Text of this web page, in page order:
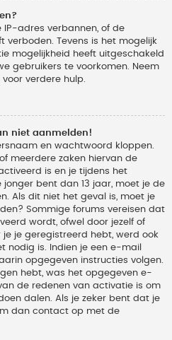
IP-adres verbannen, of de
verboden. Tevens is het mogelijk
mogelijkheid heeft uitgeschakeld
gebruikers te voorkomen. Neem
verdere hulp.
niet aanmelden!
en wachtwoord kloppen.
meerdere zaken hiervan de
is en je tijdens het
bent dan 13 jaar, moet je de
Als dit niet het geval is, moet je
Sommige forums vereisen dat
wordt, ofwel door jezelf of
je geregistreerd hebt, werd ook
nodig is. Indien je een e-mail
opgegeven instructies volgen.
hebt, was het opgegeven e-
de redenen van activatie is om
dalen. Als je zeker bent dat je
dan contact op met de